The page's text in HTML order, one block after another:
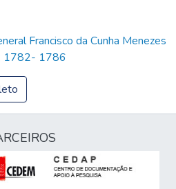
Francisco da Cunha Menezes
1782- 1786